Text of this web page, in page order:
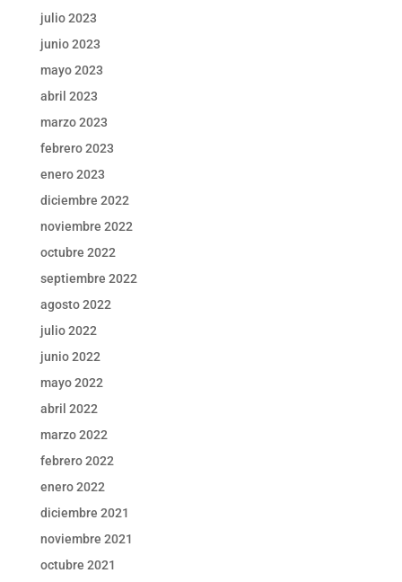
julio 2023
junio 2023
mayo 2023
abril 2023
marzo 2023
febrero 2023
enero 2023
diciembre 2022
noviembre 2022
octubre 2022
septiembre 2022
agosto 2022
julio 2022
junio 2022
mayo 2022
abril 2022
marzo 2022
febrero 2022
enero 2022
diciembre 2021
noviembre 2021
octubre 2021